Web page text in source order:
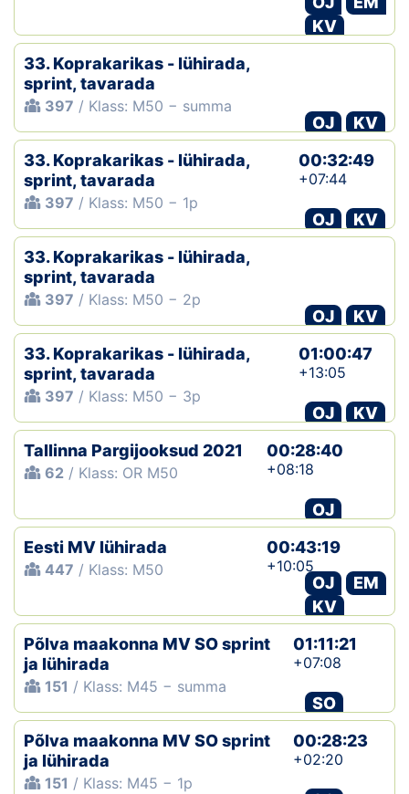
KV
33. Koprakarikas - lühirada,
sprint, tavarada
397 / Klass: M50 − summa
OJ
KV
33. Koprakarikas - lühirada,
sprint, tavarada
397 / Klass: M50 − 1p
00:32:49
+07:44
OJ
KV
33. Koprakarikas - lühirada,
sprint, tavarada
397 / Klass: M50 − 2p
OJ
KV
33. Koprakarikas - lühirada,
sprint, tavarada
397 / Klass: M50 − 3p
01:00:47
+13:05
OJ
KV
Tallinna Pargijooksud 2021
62 / Klass: OR M50
00:28:40
+08:18
OJ
Eesti MV lühirada
447 / Klass: M50
00:43:19
+10:05
OJ
EM
KV
Põlva maakonna MV SO sprint
ja lühirada
151 / Klass: M45 − summa
01:11:21
+07:08
SO
Põlva maakonna MV SO sprint
ja lühirada
151 / Klass: M45 − 1p
00:28:23
+02:20